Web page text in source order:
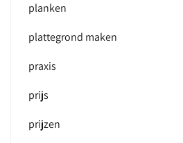
planken
plattegrond maken
praxis
prijs
prijzen